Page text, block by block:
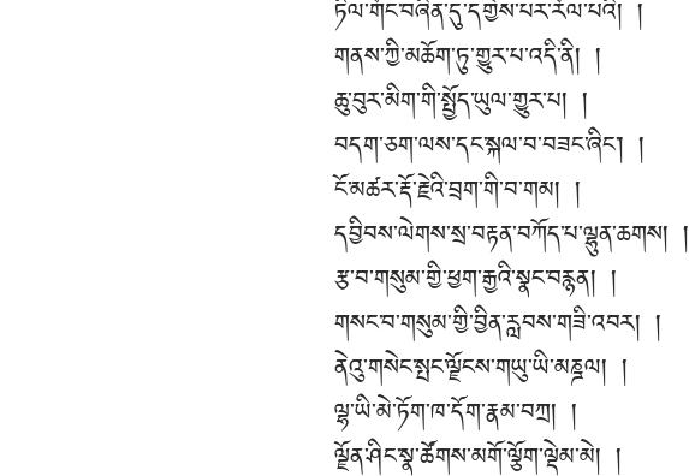
ཏིལ་གོང་བཞིན་དུ་དགྱེས་པར་རོལ་པའི། །
གནས་ཀྱི་མཆོག་ཏུ་གྱུར་པ་འདི་ནི། །
ཆུ་བུར་མིག་གི་སྤྱོད་ཡུལ་གྱུར་པ། །
བདག་ཅག་ལས་དང་སྐལ་བ་བཟང་ཞིང་། །
ངོ་མཚར་རྡོ་རྗེའི་བྲག་གི་བ་གམ། །
དབྱིབས་ལེགས་སྲ་བརྟན་བཀོད་པ་ལྷུན་ཆགས། །
རྩ་བ་གསུམ་གྱི་ཕྱག་རྒྱའི་སྣང་བརྙན། །
གསང་བ་གསུམ་གྱི་བྱིན་རླབས་གཟི་འབར། །
ནེའུ་གསེང་སྤང་ལྗོངས་གཡུ་ཡི་མཎྜལ། །
ལྷ་ཡི་མེ་ཏོག་ཁ་དོག་རྣམ་བཀྲ། །
ལྗོན་ཤིང་སྣ་ཚོགས་མགོ་ལྕོག་ལྡེམ་མེ། །